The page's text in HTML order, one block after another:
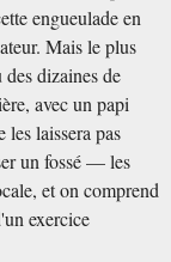
engueulade en
Mais le plus
dizaines de
avec un papi
laissera pas
un fossé — les
et on comprend
exercice